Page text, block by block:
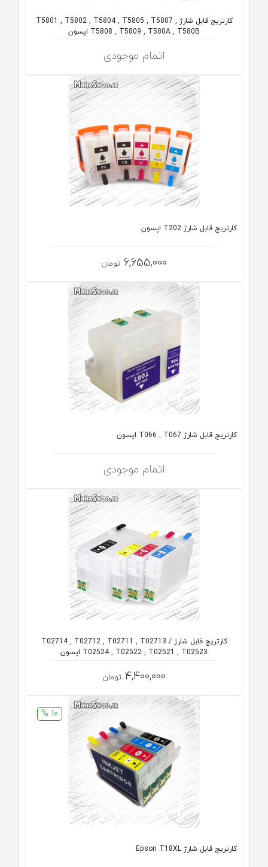
کارتریج قابل شارژ T5801 , T5802 , T5804 , T5805 , T5807 ,
T5808 , T5809 , T580A , T580B اپسون
اتمام موجودی
کارتریج قابل شارژ T202 اپسون
6,655,000 تومان
کارتریج قابل شارژ T066 , T067 اپسون
اتمام موجودی
کارتریج قابل شارژ T02714 , T02712 , T02711 , T02713 /
T02524 , T02522 , T02521 , T02523 اپسون
4,400,000 تومان
10 %
کارتریج قابل شارژ Epson T18XL